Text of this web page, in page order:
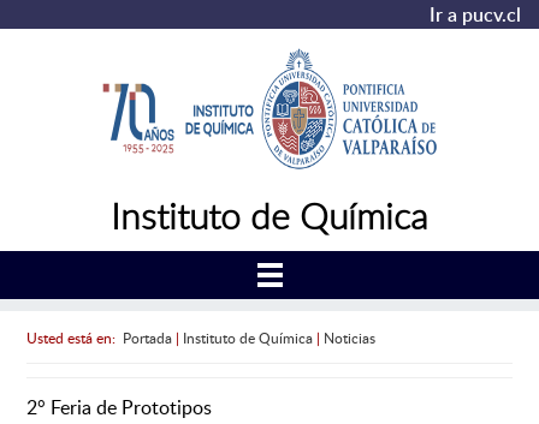
Ir a pucv.cl
Instituto de Química
Usted está en: Portada| Instituto de Química| Noticias
2° Feria de Prototipos